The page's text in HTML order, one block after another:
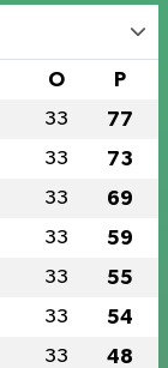
O P
33 77
33 73
33 69
33 59
33 55
33 54
33 48